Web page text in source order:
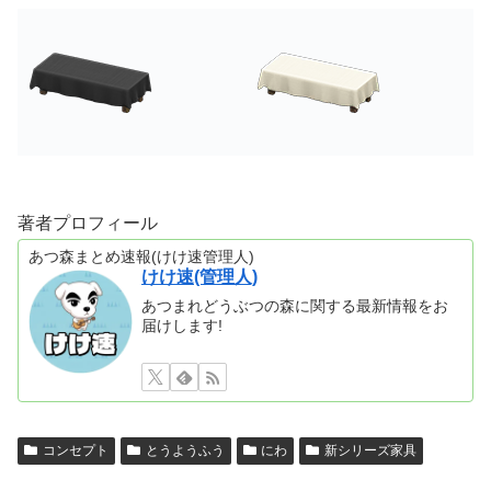
著者プロフィール
あつ森まとめ速報(けけ速管理人)
けけ速(管理人)
あつまれどうぶつの森に関する最新情報をお
届けします!
コンセプト とうようふう にわ 新シリーズ家具